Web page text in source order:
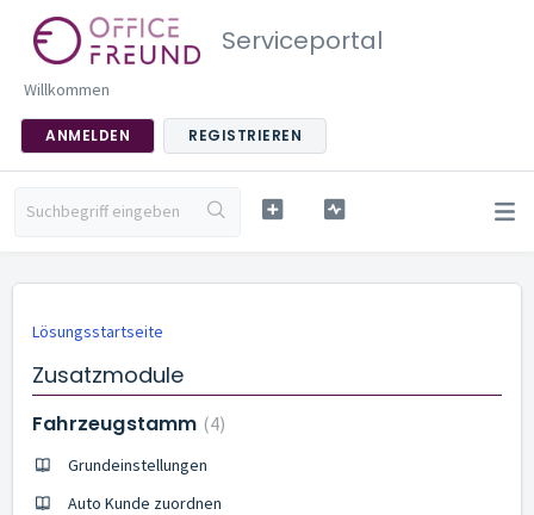
Serviceportal
Willkommen
ANMELDEN REGISTRIEREN
Lösungsstartseite
Zusatzmodule
Fahrzeugstamm 4
Grundeinstellungen
Auto Kunde zuordnen